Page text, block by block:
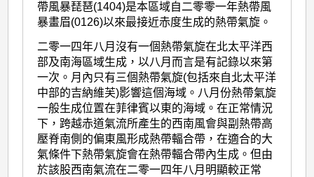
帶風暴琵琶(1404)是本區域自二零零一年熱帶風
暴畫眉(0126)以來最接近赤度生成的熱帶氣旋。
二零一四年八月沒有一個熱帶氣旋在北太平洋西
部及南海區域生成，以八月而言是有記錄以來第
一次。月內只有三個熱帶氣旋(包括來自北太平洋
中部的吉納維芙)影響這個海域。八月份熱帶氣旋
一般生成位置在菲律賓以東的海域。在正常情況
下，跨越赤道氣流所產生的西南風會與副熱帶高
壓脊南側的偏東風形成熱帶輻合帶，在適合的大
氣條件下熱帶氣旋會在熱帶輻合帶內生成。但由
於該股西南氣流在二零一四年八月明顯較正常